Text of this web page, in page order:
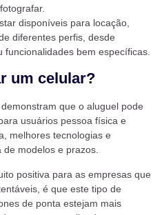
disponíveis para locação,
diferentes perfis, desde
bem específicas.
um celular?
que o aluguel pode
usuários pessoa física e
melhores tecnologias e
de modelos e prazos.
positiva para as empresas que
é que este tipo de
de ponta estejam mais